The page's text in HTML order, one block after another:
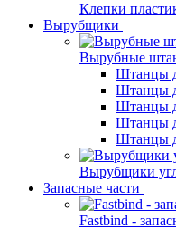
Клепки
Вырубщики
Вырубные
Штанцы
Штанцы
Штанцы
Штанцы
Штанцы
Вырубщики
Запасные части
Fastbind -